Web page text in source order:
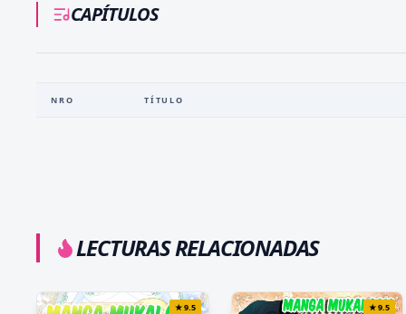
CAPÍTULOS
NRO TÍTULO
LECTURAS RELACIONADAS
★9.5 ★9.5